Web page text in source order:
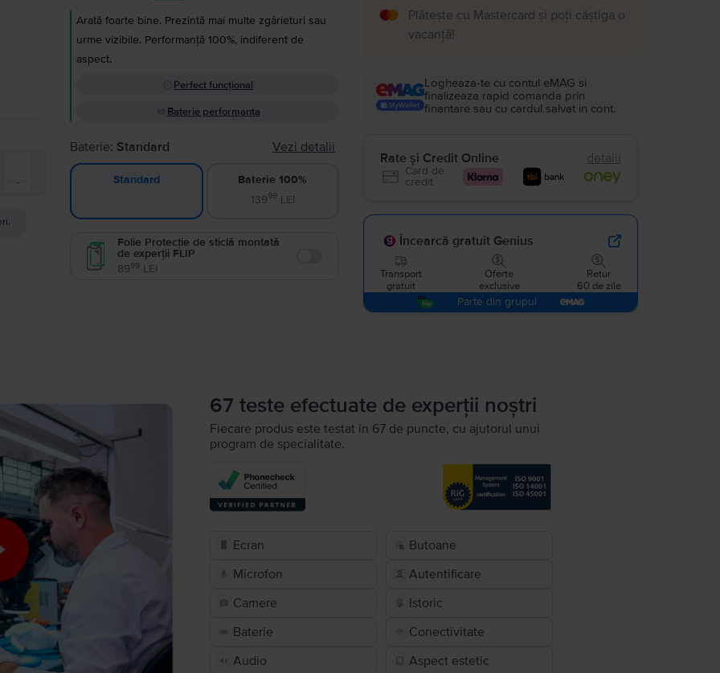
Arată foarte bine. Prezintă mai multe zgârieturi sau
urme vizibile. Performanță 100%, indiferent de
aspect.
Perfect funcțional
Baterie performanta
Baterie: Standard Vezi detalii
Standard
Baterie 100%
13999LEI
Folie Protecție de sticlă montată
de experții FLIP
8999 LEI
Plătește cu Mastercard și poți câștiga o
vacanță!
Logheaza-te cu contul eMAG si
finalizeaza rapid comanda prin
finantare sau cu cardul salvat in cont.
Rate și Credit Online detalii
Card de
credit
Încearcă gratuit Genius
Transport
gratuit
Oferte
exclusive
Retur
60 de zile
Parte din grupul
67 teste efectuate de experții noștri
Fiecare produs este testat în 67 de puncte, cu ajutorul unui
program de specialitate.
Ecran
Butoane
Microfon
Autentificare
Camere
Istoric
Baterie
Conectivitate
Audio
Aspect estetic